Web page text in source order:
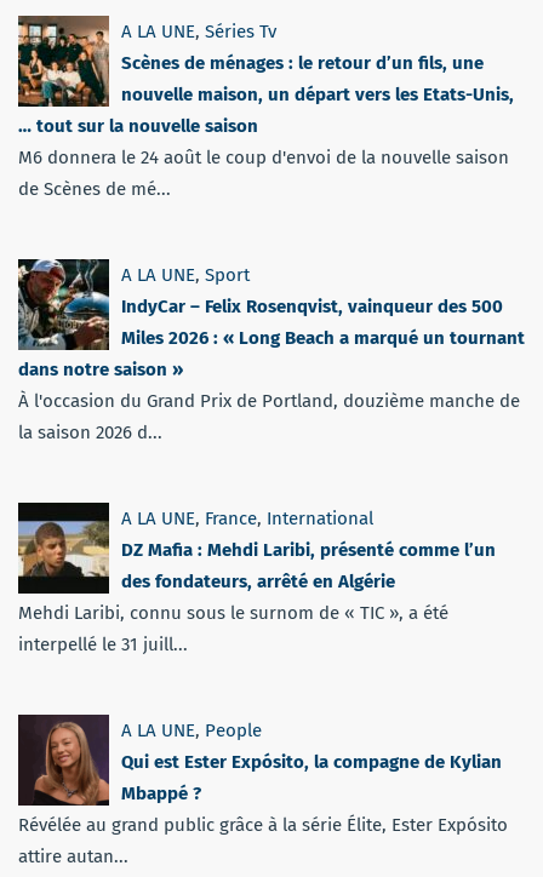
A LA UNE, Séries Tv
Scènes de ménages : le retour d’un fils, une
nouvelle maison, un départ vers les Etats-Unis,
… tout sur la nouvelle saison
M6 donnera le 24 août le coup d'envoi de la nouvelle saison
de Scènes de mé...
A LA UNE, Sport
IndyCar – Felix Rosenqvist, vainqueur des 500
Miles 2026 : « Long Beach a marqué un tournant
dans notre saison »
À l'occasion du Grand Prix de Portland, douzième manche de
la saison 2026 d...
A LA UNE, France, International
DZ Mafia : Mehdi Laribi, présenté comme l’un
des fondateurs, arrêté en Algérie
Mehdi Laribi, connu sous le surnom de « TIC », a été
interpellé le 31 juill...
A LA UNE, People
Qui est Ester Expósito, la compagne de Kylian
Mbappé ?
Révélée au grand public grâce à la série Élite, Ester Expósito
attire autan...